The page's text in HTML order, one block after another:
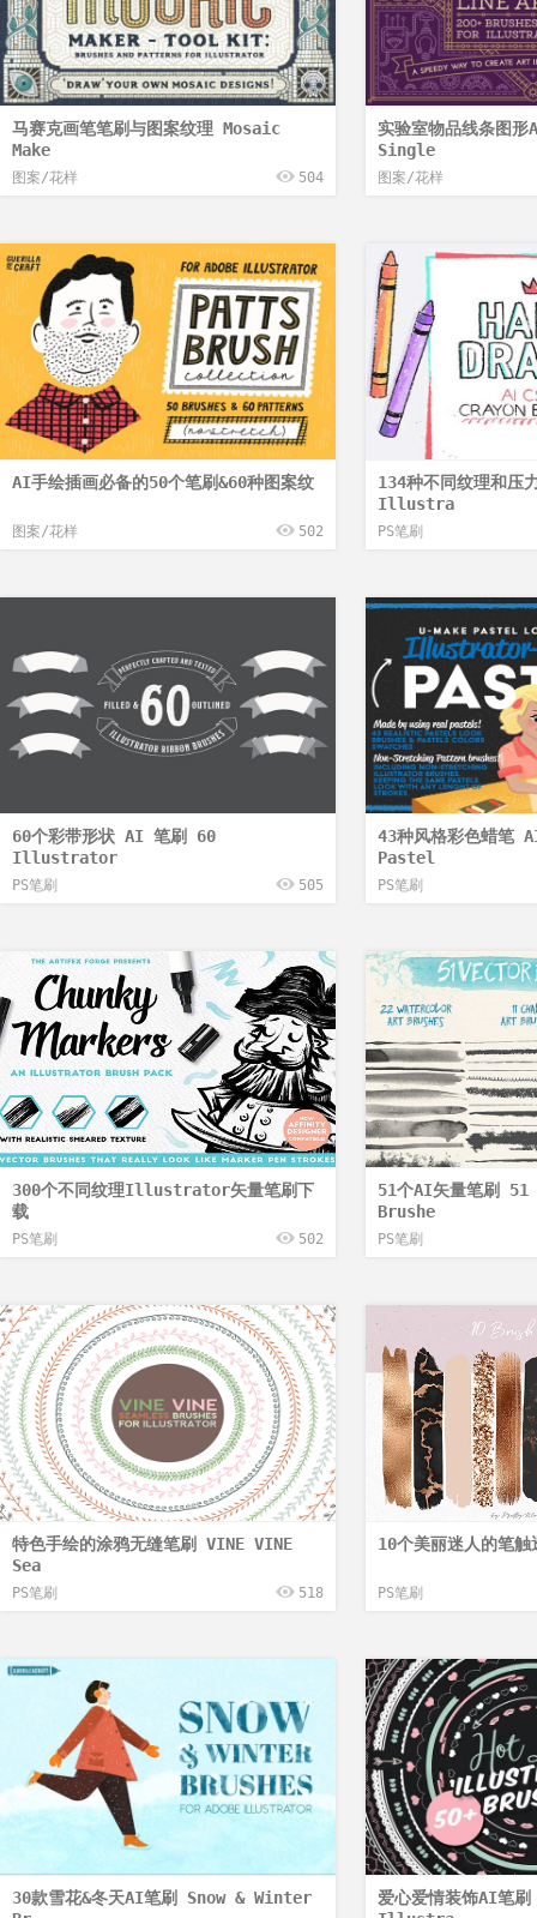
马赛克画笔笔刷与图案纹理 Mosaic
Make
图案/花样 504
实验室物品线条图形
Single
图案/花样
AI手绘插画必备的50个笔刷&60种图案纹
图案/花样 502
134种不同纹理和压
Illustra
PS笔刷
60个彩带形状 AI 笔刷 60
Illustrator
PS笔刷 505
43种风格彩色蜡笔
Pastel
PS笔刷
300个不同纹理Illustrator矢量笔刷下
载
PS笔刷 502
51个AI矢量笔刷
Brushe
PS笔刷
特色手绘的涂鸦无缝笔刷 VINE VINE
Sea
PS笔刷 518
10个美丽迷人的笔
PS笔刷
30款雪花&冬天AI笔刷 Snow & Winter
爱心爱情装饰AI笔